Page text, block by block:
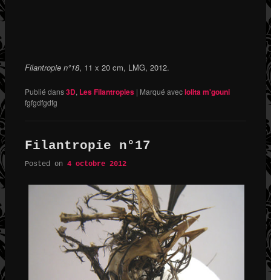
Filantropie n°18, 11 x 20 cm, LMG, 2012.
Publié dans3D, Les Filantropies | Marqué aveclolita m'gouni
fgfgdfgdfg
Filantropie n°17
Posted on 4 octobre 2012